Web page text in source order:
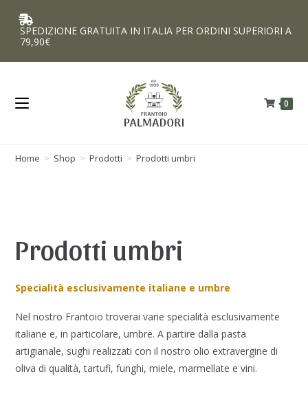
SPEDIZIONE GRATUITA IN ITALIA PER ORDINI SUPERIORI A
79,90€
0
Home > Shop > Prodotti > Prodotti umbri
Prodotti umbri
Specialità esclusivamente italiane e umbre
Nel nostro Frantoio troverai varie specialità esclusivamente
italiane e, in particolare, umbre. A partire dalla pasta
artigianale, sughi realizzati con il nostro olio extravergine di
oliva di qualità, tartufi, funghi, miele, marmellate e vini.